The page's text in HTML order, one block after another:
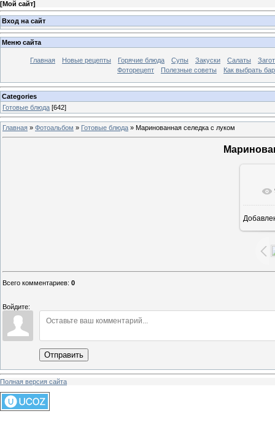
[Мой сайт]
Вход на сайт
Меню сайта
Главная Новые рецепты Горячие блюда Супы Закуски Салаты
Фоторецепт
Полезные советы Как выбрать
Categories
Готовые блюда [642]
Главная » Фотоальбом » Готовые блюда » Маринованная селедка с луком
Всего комментариев: 0
Войдите:
Отправить
Полная версия сайта